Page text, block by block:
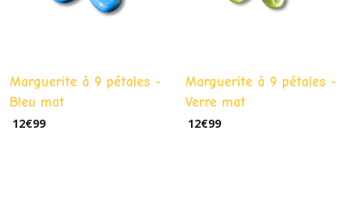
Marguerite à 9 pétales -
Bleu mat
12€99
Marguerite à 9 pétales -
Verre mat
12€99